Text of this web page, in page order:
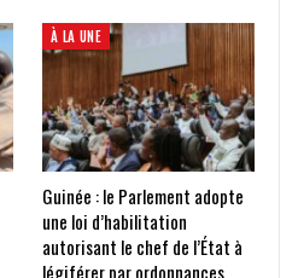
À LA UNE
Guinée : le Parlement adopte
une loi d’habilitation
autorisant le chef de l’État à
légiférer par ordonnances